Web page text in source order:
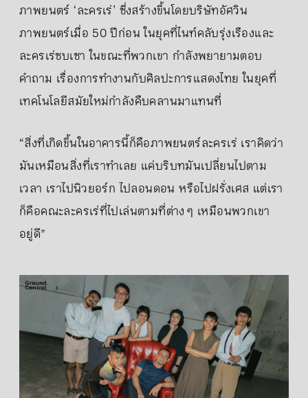
ภาพยนตร์ ‘ละครเร่’ ซึ่งสร้างขึ้นโดยบริษัทอัศวิน
ภาพยนตร์เมื่อ 50 ปีก่อน ในยุคที่ไนท์คลับรุ่งเรืองและ
ละครเร่ซบเซา ในขณะที่พวกเขา กำลังพยายามตอบ
คำถาม เรื่องการทำงานกับศิลปะการแสดงไทย ในยุคที่
เทคโนโลยีสมัยใหม่กำลังคืบคลานมาแทนที่
“สิ่งที่เกิดขึ้นในอาคารนี้ก็คือภาพยนตร์ละครเร่ เราคิดว่า
มันเหมือนสิ่งที่เราทำเลย แค่บริบทมันเปลี่ยนไปตาม
เวลา เราไปนิวยอร์ก ไปลอนดอน หรือไปฝรั่งเศส แต่เรา
ก็คือคณะละครเร่ที่ไปเล่นตามที่ต่าง ๆ เหมือนพวกเขา
อยู่ดี”